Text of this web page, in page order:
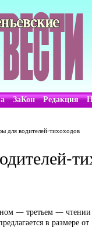
ЗаКон Редакция
для водителей-тихоходов
— третьем —
в размере